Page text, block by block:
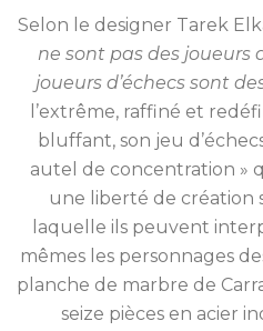
Selon le designer Tarek
ne sont pas des joueurs
joueurs d’échecs sont
l’extrême, raffiné et
bluffant, son jeu
autel de concentration »
une liberté de création
laquelle ils peuvent
mêmes les personnages
planche de marbre de
seize pièces en acier